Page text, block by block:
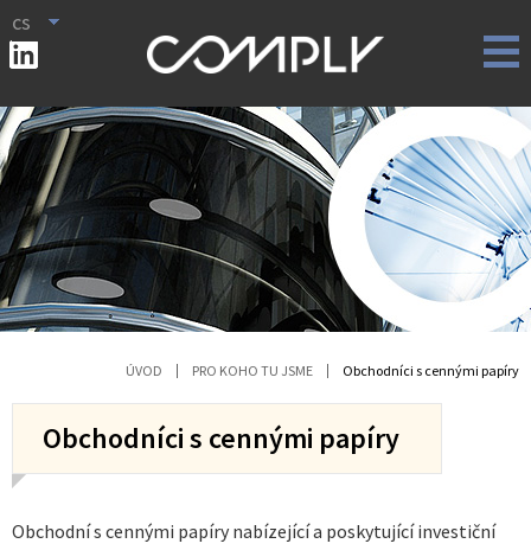
ÚVOD PRO KOHO TU JSME Obchodníci s cennými papíry
Obchodníci s cennými papíry
Obchodní s cennými papíry nabízející a poskytující investiční
cs